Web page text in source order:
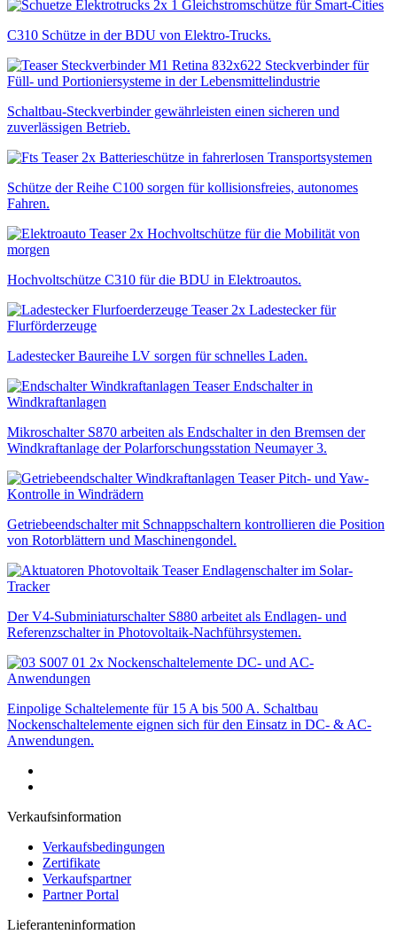
Gleichstromschütze für Smart-Cities
C310 Schütze in der BDU von Elektro-Trucks.
Steckverbinder für
Füll- und Portioniersysteme in der Lebensmittelindustrie
Schaltbau-Steckverbinder gewährleisten einen sicheren und
zuverlässigen Betrieb.
Batterieschütze in fahrerlosen Transportsystemen
Schütze der Reihe C100 sorgen für kollisionsfreies, autonomes
Fahren.
Hochvoltschütze für die Mobilität von
morgen
Hochvoltschütze C310 für die BDU in Elektroautos.
Ladestecker für
Flurförderzeuge
Ladestecker Baureihe LV sorgen für schnelles Laden.
Endschalter in
Windkraftanlagen
Mikroschalter S870 arbeiten als Endschalter in den Bremsen der
Windkraftanlage der Polarforschungsstation Neumayer 3.
Pitch- und Yaw-
Kontrolle in Windrädern
Getriebeendschalter mit Schnappschaltern kontrollieren die Position
von Rotorblättern und Maschinengondel.
Endlagenschalter im Solar-
Tracker
Der V4-Subminiaturschalter S880 arbeitet als Endlagen- und
Referenzschalter in Photovoltaik-Nachführsystemen.
Nockenschaltelemente DC- und AC-
Anwendungen
Einpolige Schaltelemente für 15 A bis 500 A. Schaltbau
Nockenschaltelemente eignen sich für den Einsatz in DC- & AC-
Anwendungen.
Verkaufsinformation
Verkaufsbedingungen
Zertifikate
Verkaufspartner
Partner Portal
Lieferanteninformation